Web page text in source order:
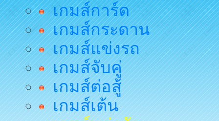
เกมส์การ์ด
เกมส์กระดาน
เกมส์แข่งรถ
เกมส์จับคู่
เกมส์ต่อสู้
เกมส์เต้น